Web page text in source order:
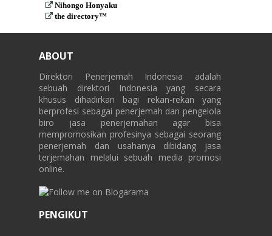
Nihongo Honyaku
the directory™
ABOUT
Direktori Penerjemah Indonesia adalah
sebuah direktori Indonesia yang secara
khusus dihadirkan bagi rekan-rekan yang
berprofesi sebagai penerjemah dan pengelola
biro jasa penerjemahan agar bisa
mempromosikan profesinya sebagai seorang
penerjemah dan usahanya dibidang jasa
terjemahan melalui sebuah media promosi
online.
PENGIKUT